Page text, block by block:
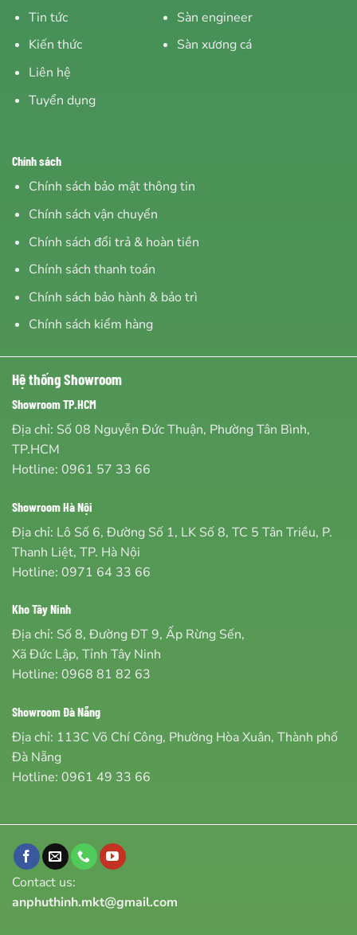
Tin tức
Kiến thức
Liên hệ
Tuyển dụng
Sàn engineer
Sàn xương cá
Chính sách
Chính sách bảo mật thông tin
Chính sách vận chuyển
Chính sách đổi trả & hoàn tiền
Chính sách thanh toán
Chính sách bảo hành & bảo trì
Chính sách kiểm hàng
Hệ thống Showroom
Showroom TP.HCM
Địa chỉ: Số 08 Nguyễn Đức Thuận, Phường Tân Bình,
TP.HCM
Hotline: 0961 57 33 66
Showroom Hà Nội
Địa chỉ: Lô Số 6, Đường Số 1, LK Số 8, TC 5 Tân Triều, P.
Thanh Liệt, TP. Hà Nội
Hotline: 0971 64 33 66
Kho Tây Ninh
Địa chỉ: Số 8, Đường ĐT 9, Ấp Rừng Sến,
Xã Đức Lập, Tỉnh Tây Ninh
Hotline: 0968 81 82 63
Showroom Đà Nẵng
Địa chỉ: 113C Võ Chí Công, Phường Hòa Xuân, Thành phố
Đà Nẵng
Hotline: 0961 49 33 66
Contact us:
anphuthinh.mkt@gmail.com